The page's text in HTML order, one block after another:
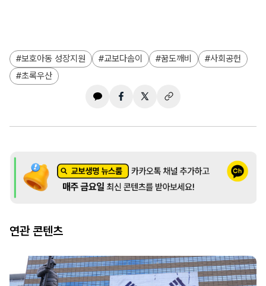
보호아동 성장지원 교보다솜이 꿈도깨비
사회공헌
초록우산
연관 콘텐츠